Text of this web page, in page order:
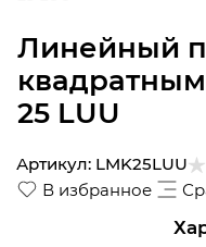
Линейный
25 LUU
В избранное
Артикул: LMK25LUU